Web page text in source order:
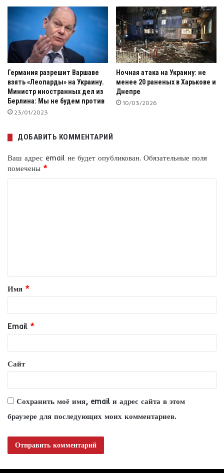
Германия разрешит Варшаве
взять «Леопарды» на Украину.
Министр иностранных дел из
Берлина: Мы не будем против
23/01/2023
Ночная атака на Украину: не
менее 20 раненых в Харькове и
Днепре
10/03/2026
ДОБАВИТЬ КОММЕНТАРИЙ
Ваш адрес email не будет опубликован. Обязательные поля
помечены *
т
а
и
й
*
Имя *
Email *
Сайт
Сохранить моё имя, email и адрес сайта в этом
браузере для последующих моих комментариев.